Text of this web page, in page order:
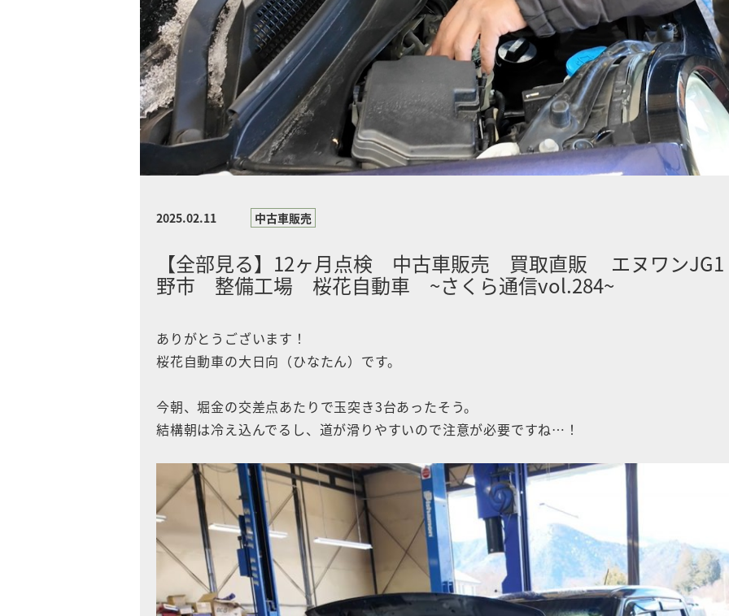
2025.02.11 中古車販売
【全部見る】12ヶ月点検 中古車販売 買取直販 エヌワン
野市 整備工場 桜花自動車 ~さくら通信vol.284~
ありがとうございます！
桜花自動車の大日向（ひなたん）です。
今朝、堀金の交差点あたりで玉突き3台あったそう。
結構朝は冷え込んでるし、道が滑りやすいので注意が必要ですね…！